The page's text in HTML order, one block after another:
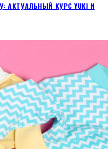
АКТУАЛЬНЫЙ КУРС YUKI И